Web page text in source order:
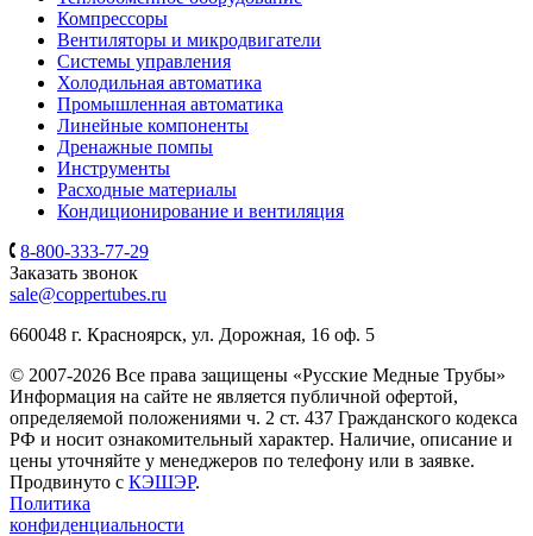
Компрессоры
Вентиляторы и микродвигатели
Системы управления
Холодильная автоматика
Промышленная автоматика
Линейные компоненты
Дренажные помпы
Инструменты
Расходные материалы
Кондиционирование и вентиляция
8-800-333-77-29
Заказать звонок
sale@coppertubes.ru
660048 г. Красноярск, ул. Дорожная, 16 оф. 5
© 2007-2026 Все права защищены «Русские Медные Трубы»
Информация на сайте не является публичной офертой,
определяемой положениями ч. 2 ст. 437 Гражданского кодекса
РФ и носит ознакомительный характер. Наличие, описание и
цены уточняйте у менеджеров по телефону или в заявке.
Продвинуто с КЭШЭР.
Политика
конфиденциальности